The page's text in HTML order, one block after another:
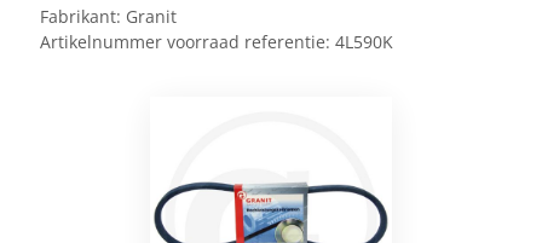
Fabrikant: Granit
Artikelnummer voorraad referentie: 4L590K